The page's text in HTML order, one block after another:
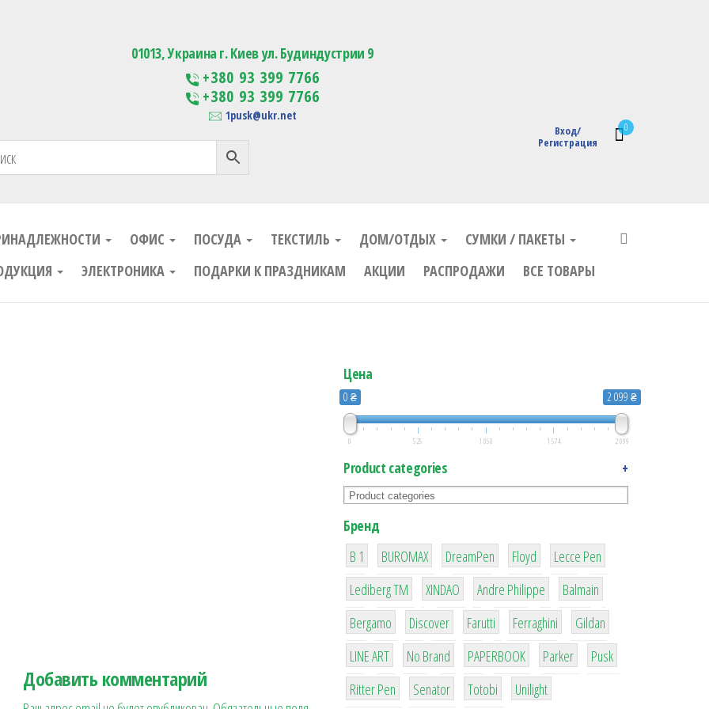
Изготовление сувенирной продукции с логотипом
0
Вход/
Регистрация
01013, Украина г. Киев ул. Будиндустрии 9
+380 93 399 7766
+380 93 399 7766
1pusk@ukr.net
ОФИС ПОСУДА ТЕКСТИЛЬ ДОМ/ОТДЫХ
СУМКИ / ПАКЕТЫ
ЭЛЕКТРОНИКА ПОДАРКИ К ПРАЗДНИКАМ АКЦИИ РАСПРОДАЖИ ВСЕ ТОВАРЫ
Добавить комментарий
Цена
0 ₴ 2 099 ₴
0 525 1 050 1 574 2 099
Product categories +
Бренд
B 1
1
BUROMAX
1
DreamPen
2
Floyd
2
Lecce Pen
3
Lediberg ТМ
3
XINDAO
1
Andre Philippe
4
Balmain
26
Bergamo
64
Discover
299
Farutti
4
Ferraghini
42
Gildan
4
LINE ART
90
No Brand
8
PAPERBOOK
6
Parker
2
Pusk
22
Ritter Pen
15
Senator
43
Totobi
1
Unilight